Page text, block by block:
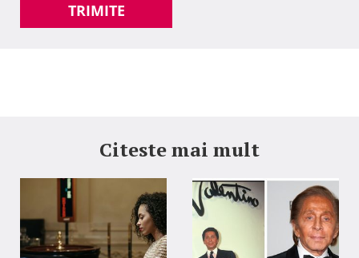
TRIMITE
Citeste mai mult